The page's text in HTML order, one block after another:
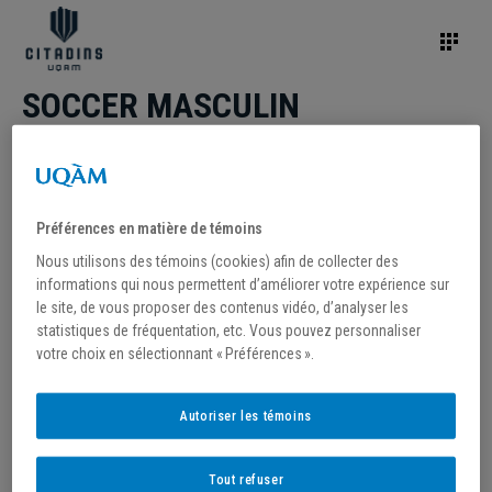
SOCCER MASCULIN
Préférences en matière de témoins
Nous utilisons des témoins (cookies) afin de collecter des
informations qui nous permettent d’améliorer votre expérience sur
le site, de vous proposer des contenus vidéo, d’analyser les
statistiques de fréquentation, etc. Vous pouvez personnaliser
votre choix en sélectionnant « Préférences ».
Tout refuser
Autoriser les témoins